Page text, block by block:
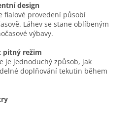
design
fialové provedení působí
Láhev se stane oblíbeným
výbavy.
pitný režim
je jednoduchý způsob, jak
doplňování tekutin během